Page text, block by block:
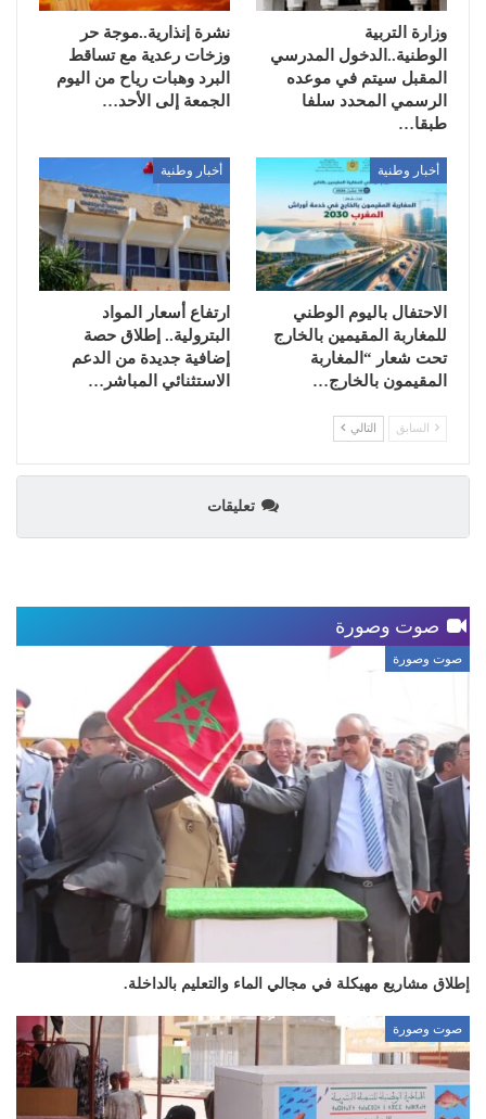
وزارة التربية
الوطنية..الدخول المدرسي
المقبل سیتم في موعده
الرسمي المحدد سلفا
طبقا…
نشرة إنذارية..موجة حر
وزخات رعدية مع تساقط
البرد وهبات رياح من اليوم
الجمعة إلى الأحد…
أخبار وطنية
الاحتفال باليوم الوطني
للمغاربة المقيمين بالخارج
تحت شعار “المغاربة
المقيمون بالخارج…
أخبار وطنية
ارتفاع أسعار المواد
البترولية.. إطلاق حصة
إضافية جديدة من الدعم
الاستثنائي المباشر…
السابق التالي
تعليقات
صوت وصورة
صوت وصورة
إطلاق مشاريع مهيكلة في مجالي الماء والتعليم بالداخلة.
صوت وصورة